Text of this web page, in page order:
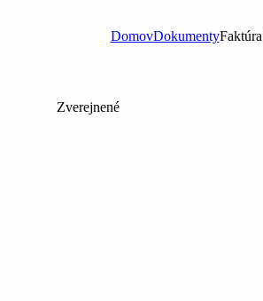
DomovDokumenty
Zverejnené